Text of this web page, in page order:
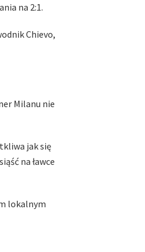
na 2:1.
Chievo,
Milanu nie
jak się
na ławce
lokalnym